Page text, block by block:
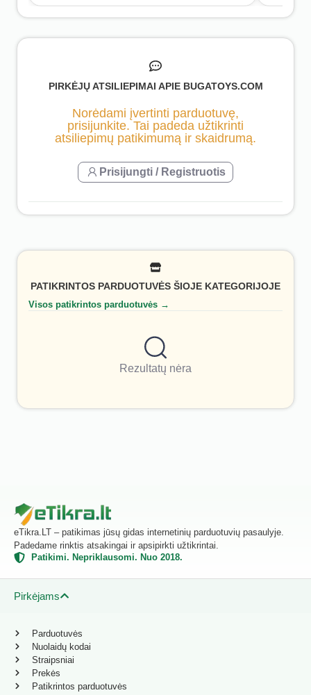
PIRKĖJŲ ATSILIEPIMAI APIE BUGATOYS.COM
Norėdami įvertinti parduotuvę,
prisijunkite. Tai padeda užtikrinti
atsiliepimų patikimumą ir skaidrumą.
Prisijungti / Registruotis
PATIKRINTOS PARDUOTUVĖS ŠIOJE KATEGORIJOJE
Visos patikrintos parduotuvės →
Rezultatų nėra
eTikra.LT – patikimas jūsų gidas internetinių parduotuvių pasaulyje.
Padedame rinktis atsakingai ir apsipirkti užtikrintai.
Patikimi. Nepriklausomi. Nuo 2018.
Pirkėjams
Parduotuvės
Nuolaidų kodai
Straipsniai
Prekės
Patikrintos parduotuvės